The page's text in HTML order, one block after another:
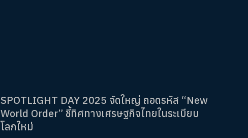
SPOTLIGHT DAY 2025 จัดใหญ่ ถอดรหัส “New
World Order” ชี้ทิศทางเศรษฐกิจไทยในระเบียบ
โลกใหม่